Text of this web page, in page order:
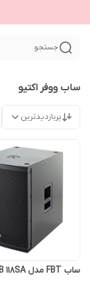
جستجو
ساب ووفر اکتیو
پربازدیدترین
ساب FBT مدل XSUB 118SA